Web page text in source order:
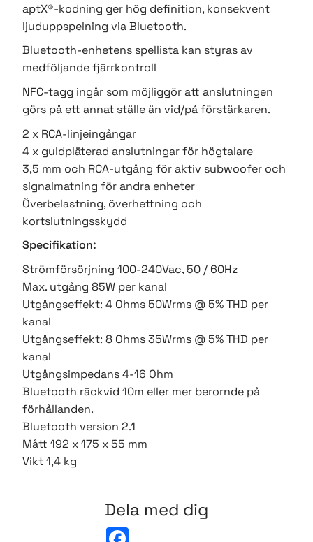
aptX®-kodning ger hög definition, konsekvent
ljuduppspelning via Bluetooth.
Bluetooth-enhetens spellista kan styras av
medföljande fjärrkontroll
NFC-tagg ingår som möjliggör att anslutningen
görs på ett annat ställe än vid/på förstärkaren.
2 x RCA-linjeingångar
4 x guldpläterad anslutningar för högtalare
3,5 mm och RCA-utgång för aktiv subwoofer och
signalmatning för andra enheter
Överbelastning, överhettning och
kortslutningsskydd
Specifikation:
Strömförsörjning 100-240Vac, 50 / 60Hz
Max. utgång 85W per kanal
Utgångseffekt: 4 Ohms 50Wrms @ 5% THD per
kanal
Utgångseffekt: 8 Ohms 35Wrms @ 5% THD per
kanal
Utgångsimpedans 4-16 Ohm
Bluetooth räckvid 10m eller mer berornde på
förhållanden.
Bluetooth version 2.1
Mått 192 x 175 x 55 mm
Vikt 1,4 kg
Dela med dig